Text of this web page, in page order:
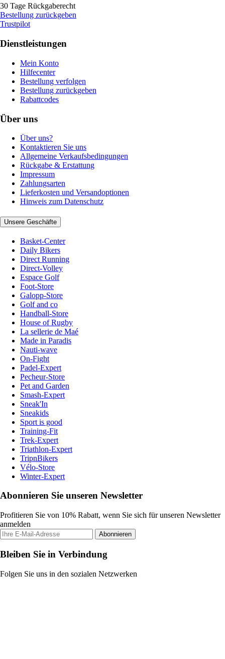
30 Tage Rückgaberecht
Bestellung zurückgeben
Trustpilot
Dienstleistungen
Mein Konto
Hilfecenter
Bestellung verfolgen
Bestellung zurückgeben
Rabattcodes
Über uns
Über uns?
Kontaktieren Sie uns
Allgemeine Verkaufsbedingungen
Rückgabe & Erstattung
Impressum
Zahlungsarten
Lieferkosten und Versandoptionen
Hinweis zum Datenschutz
Unsere Geschäfte
Basket-Center
Daily Bikers
Direct Running
Direct-Volley
Espace Golf
Foot-Store
Galopp-Store
Golf and co
Handball-Store
House of Rugby
La sellerie de Maé
Made in Paradis
Nauti-wave
On-Fight
Padel-Expert
Pecheur-Store
Pet and Garden
Smash-Expert
Sneak'In
Sneakids
Sport is good
Training-Fit
Trek-Expert
Triathlon-Expert
TripnBikers
Vélo-Store
Winter-Expert
Abonnieren Sie unseren Newsletter
Profitieren Sie von 10% Rabatt, wenn Sie sich für unseren Newsletter
anmelden
Abonnieren
Bleiben Sie in Verbindung
Folgen Sie uns in den sozialen Netzwerken